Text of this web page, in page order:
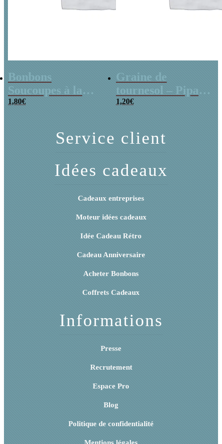
Bonbons
Soucoupes à la
poudre (x20)
1,80€
Graine de
tournesol – Pipas
x 3
1,20€
Service client
Idées cadeaux
Cadeaux entreprises
Moteur idées cadeaux
Idée Cadeau Rétro
Cadeau Anniversaire
Acheter Bonbons
Coffrets Cadeaux
Informations
Presse
Recrutement
Espace Pro
Blog
Politique de confidentialité
Mentions légales